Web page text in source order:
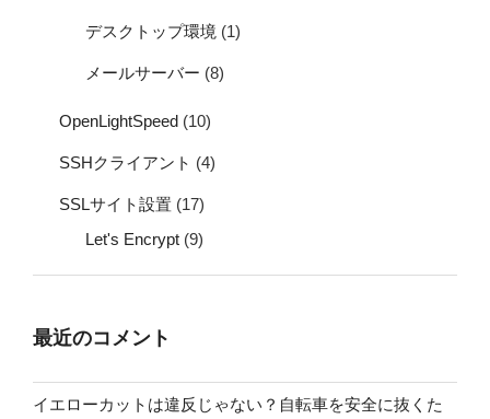
デスクトップ環境 (1)
メールサーバー (8)
OpenLightSpeed (10)
SSHクライアント (4)
SSLサイト設置 (17)
Let's Encrypt (9)
最近のコメント
イエローカットは違反じゃない？自転車を安全に抜くた